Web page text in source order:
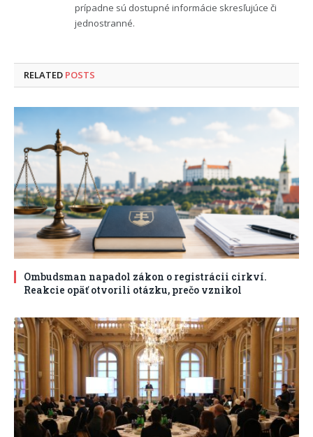
prípadne sú dostupné informácie skresľujúce či
jednostranné.
RELATED POSTS
Ombudsman napadol zákon o registrácii cirkví.
Reakcie opäť otvorili otázku, prečo vznikol